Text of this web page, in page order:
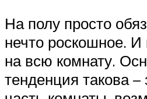
На полу просто
нечто роскошное. И
на всю комнату.
тенденция такова